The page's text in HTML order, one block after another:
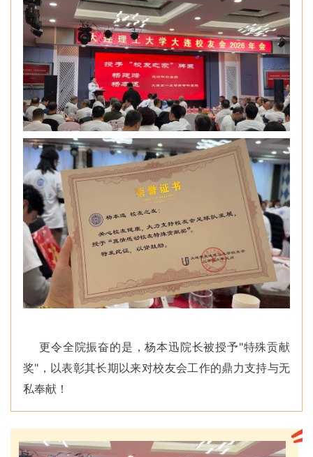
更令全院振奋的是，杨本迅院长被授予"特殊贡献
奖"，以表彰其长期以来对校友会工作的鼎力支持与无
私奉献！